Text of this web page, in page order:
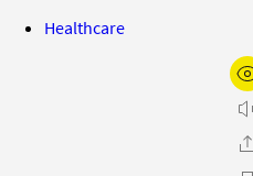
Healthcare